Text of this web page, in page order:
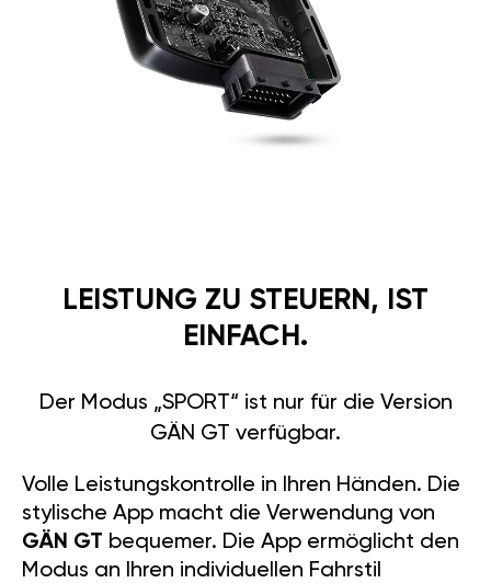
LEISTUNG ZU STEUERN, IST
EINFACH.
Der Modus „SPORT“ ist nur für die Version
GÄN GT verfügbar.
Volle Leistungskontrolle in Ihren Händen. Die
stylische App macht die Verwendung von
GÄN GT bequemer. Die App ermöglicht den
Modus an Ihren individuellen Fahrstil